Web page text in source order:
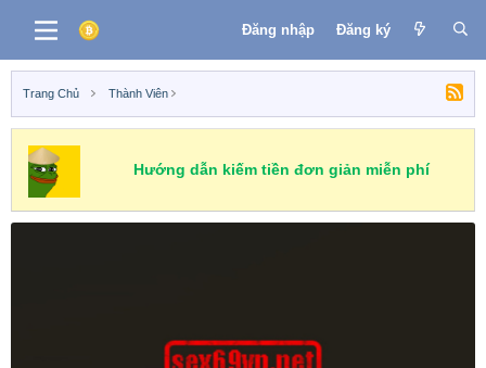
Đăng nhập Đăng ký
Trang Chủ Thành Viên
Hướng dẫn kiếm tiền đơn giản miễn phí